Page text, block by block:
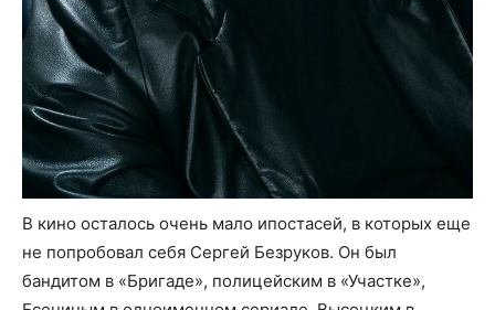
В кино осталось очень мало ипостасей, в которых еще
не попробовал себя Сергей Безруков. Он был
бандитом в «Бригаде», полицейским в «Участке»,